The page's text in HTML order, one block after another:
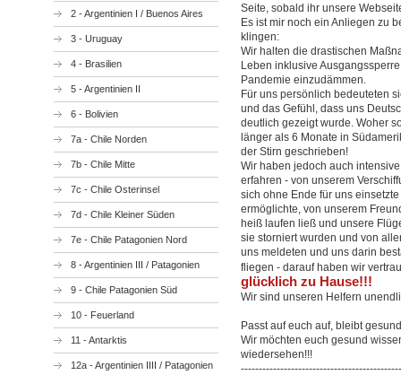
2 - Argentinien I / Buenos Aires
3 - Uruguay
4 - Brasilien
5 - Argentinien II
6 - Bolivien
7a - Chile Norden
7b - Chile Mitte
7c - Chile Osterinsel
7d - Chile Kleiner Süden
7e - Chile Patagonien Nord
8 - Argentinien III / Patagonien
9 - Chile Patagonien Süd
10 - Feuerland
11 - Antarktis
12a - Argentinien IIII / Patagonien
Seite, sobald ihr unsere
Es ist mir noch ein Anliegen zu
klingen:
Wir halten die drastischen
Leben inklusive
Pandemie einzudämmen.
Für uns persönlich bedeuteten
und das Gefühl, dass uns
deutlich gezeigt wurde. Woher
länger als 6 Monate in
der Stirn geschrieben!
Wir haben jedoch auch
erfahren - von unserem
sich ohne Ende für uns
ermöglichte, von unserem
heiß laufen ließ und unsere
sie storniert wurden und von
uns meldeten und uns darin
fliegen - darauf haben wir
glücklich zu Hause!!!
Wir sind unseren Helfern
Passt auf euch auf, bleibt
Wir möchten euch gesund
wiedersehen!!!